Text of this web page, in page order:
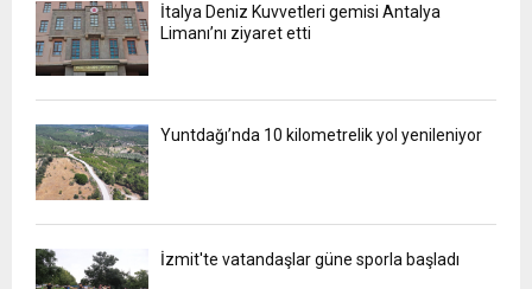
İtalya Deniz Kuvvetleri gemisi Antalya
Limanı’nı ziyaret etti
Yuntdağı’nda 10 kilometrelik yol yenileniyor
İzmit'te vatandaşlar güne sporla başladı